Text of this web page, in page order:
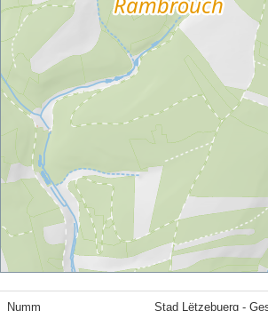
Numm Stad Lëtzebuerg -